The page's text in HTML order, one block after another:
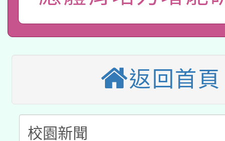
國立臺灣師範大學辦理
年度健康促進學校輔導
本館辦理115年度閱讀
暨閱讀推動專業研習
科技賦能─人工智慧
A3數位素養講師名單
「數位內容與教學軟體
返回首頁